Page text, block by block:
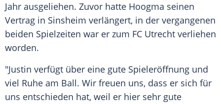
Jahr ausgeliehen. Zuvor hatte Hoogma seinen
Vertrag in Sinsheim verlängert, in der vergangenen
beiden Spielzeiten war er zum FC Utrecht verliehen
worden.
"Justin verfügt über eine gute Spieleröffnung und
viel Ruhe am Ball. Wir freuen uns, dass er sich für
uns entschieden hat, weil er hier sehr gute